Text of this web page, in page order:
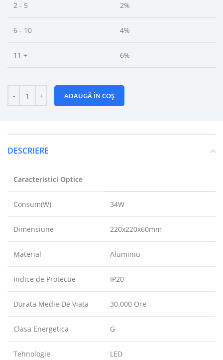
2 - 5 2%
6 - 10 4%
11 + 6%
ADAUGĂ ÎN COȘ
DESCRIERE
Consum(W) 34W
Dimensiune 220x220x60mm
Material Aluminiu
Indice de Protectie IP20
Durata Medie De Viata 30.000 Ore
Clasa Energetica G
Tehnologie LED
Caracteristici Optice